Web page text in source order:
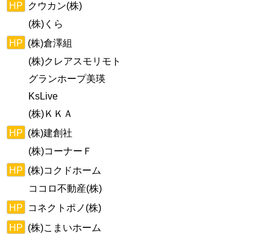
HP
クウカン(株)
(株)くら
HP (株)倉澤組
(株)クレアスモリモト
グランホープ美瑛
KsLive
(株)ＫＫＡ
HP (株)建創社
(株)コーナーＦ
HP (株)コクドホーム
ココロ不動産(株)
HP
コネクトポノ(株)
HP (株)こまいホーム